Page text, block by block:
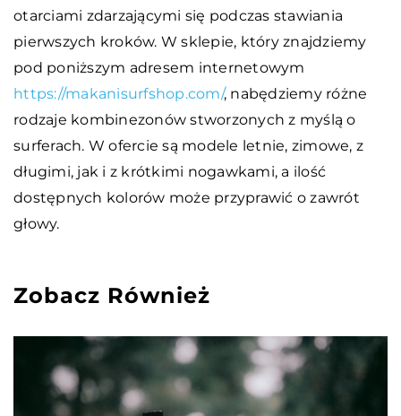
otarciami zdarzającymi się podczas stawiania
pierwszych kroków. W sklepie, który znajdziemy
pod poniższym adresem internetowym
https://makanisurfshop.com/, nabędziemy różne
rodzaje kombinezonów stworzonych z myślą o
surferach. W ofercie są modele letnie, zimowe, z
długimi, jak i z krótkimi nogawkami, a ilość
dostępnych kolorów może przyprawić o zawrót
głowy.
Zobacz Również